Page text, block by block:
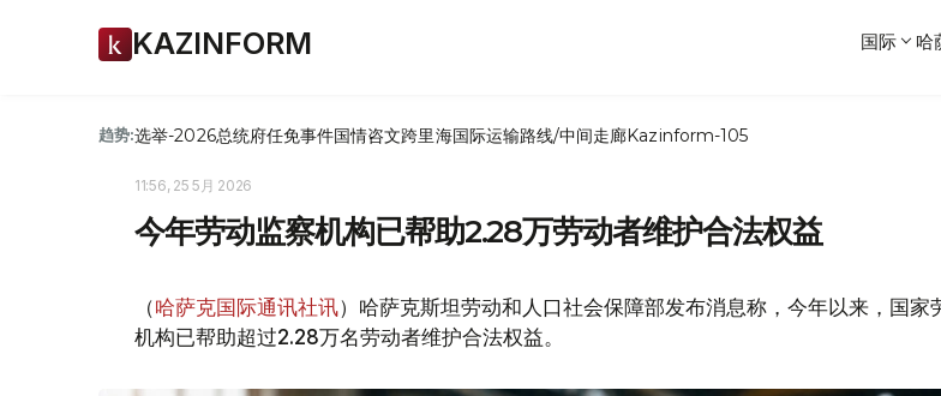
KAZINFORM 国际 哈
趋势:选举-2026总统府任免事件国情咨文跨里海国际运输路线/中间走廊Kazinform-105
11:56, 25 5月 2026
今年劳动监察机构已帮助2.28万劳动者维护合法权益
（哈萨克国际通讯社讯）哈萨克斯坦劳动和人口社会保障部发布消息称，今年以来，国家
机构已帮助超过2.28万名劳动者维护合法权益。